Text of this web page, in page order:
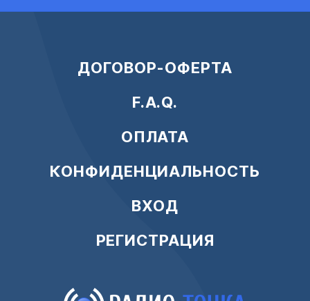
ДОГОВОР-ОФЕРТА
F.A.Q.
ОПЛАТА
КОНФИДЕНЦИАЛЬНОСТЬ
ВХОД
РЕГИСТРАЦИЯ